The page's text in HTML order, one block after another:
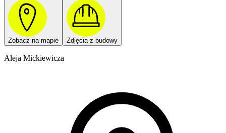
Zobacz na mapie Zdjęcia z budowy
Aleja Mickiewicza